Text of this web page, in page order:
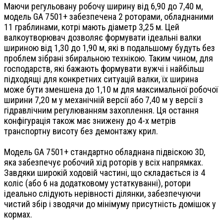
Маючи регульовану робочу ширину від 6,90 до 7,40 м,
модель GA 7501+ забезпечена 2 роторами, обладнаними
11 граблинами, котрі мають діаметр 3,25 м. Цей
валкоутворювач дозволяє формувати ідеальні валки
шириною від 1,30 до 1,90 м, які в подальшому будуть без
проблем зібрані збиральною технікою. Таким чином, для
господарств, які бажають формувати вужчі і найбільш
підходящі для конкретних ситуацій валки, їх ширина
може бути зменшена до 1,10 м для максимальної робочої
ширини 7,20 м у механічній версії або 7,40 м у версії з
гідравлічним регулюванням захоплення. Ця остання
конфігурація також має знижену до 4-х метрів
транспортну висоту без демонтажу крил.
Модель GA 7501+ стандартно обладнана підвіскою 3D,
яка забезпечує робочий хід роторів у всіх напрямках.
Завдяки широкій ходовій частині, що складається із 4
коліс (або 6 на додатковому устаткуванні), ротори
ідеально слідують нерівності ділянки, забезпечуючи
чистий збір і зводячи до мінімуму присутність домішок у
кормах.